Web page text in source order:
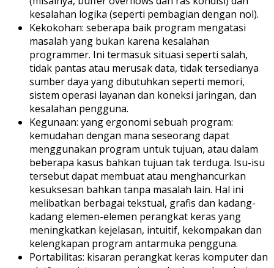
kesalahan logika (seperti pembagian dengan nol).
Kekokohan: seberapa baik program mengatasi
masalah yang bukan karena kesalahan
programmer. Ini termasuk situasi seperti salah,
tidak pantas atau merusak data, tidak tersedianya
sumber daya yang dibutuhkan seperti memori,
sistem operasi layanan dan koneksi jaringan, dan
kesalahan pengguna.
Kegunaan: yang ergonomi sebuah program:
kemudahan dengan mana seseorang dapat
menggunakan program untuk tujuan, atau dalam
beberapa kasus bahkan tujuan tak terduga. Isu-isu
tersebut dapat membuat atau menghancurkan
kesuksesan bahkan tanpa masalah lain. Hal ini
melibatkan berbagai tekstual, grafis dan kadang-
kadang elemen-elemen perangkat keras yang
meningkatkan kejelasan, intuitif, kekompakan dan
kelengkapan program antarmuka pengguna.
Portabilitas: kisaran perangkat keras komputer dan